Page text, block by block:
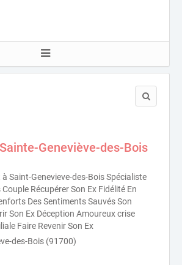
Geneviève-des-Bois
Saint-Genevieve-des-Bois Spécialiste
Récupérer Son Ex Fidélité En
Des Sentiments Sauvés Son
Son Ex Déception Amoureux crise
Faire Revenir Son Ex
des-Bois (91700)